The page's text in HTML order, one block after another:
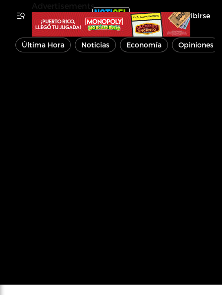
Inscribirse
Última Hora Noticias Economía Opiniones
Advertisements